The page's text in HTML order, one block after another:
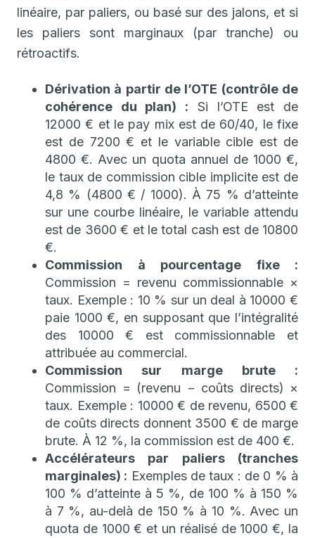
linéaire, par paliers, ou basé sur des jalons, et si
les paliers sont marginaux (par tranche) ou
rétroactifs.
Dérivation à partir de l’OTE (contrôle de
cohérence du plan) : Si l’OTE est de
12000 € et le pay mix est de 60/40, le fixe
est de 7200 € et le variable cible est de
4800 €. Avec un quota annuel de 1000 €,
le taux de commission cible implicite est de
4,8 % (4800 € / 1000). À 75 % d’atteinte
sur une courbe linéaire, le variable attendu
est de 3600 € et le total cash est de 10800
€.
Commission à pourcentage fixe :
Commission = revenu commissionnable ×
taux. Exemple : 10 % sur un deal à 10000 €
paie 1000 €, en supposant que l’intégralité
des 10000 € est commissionnable et
attribuée au commercial.
Commission sur marge brute :
Commission = (revenu − coûts directs) ×
taux. Exemple : 10000 € de revenu, 6500 €
de coûts directs donnent 3500 € de marge
brute. À 12 %, la commission est de 400 €.
Accélérateurs par paliers (tranches
marginales) : Exemples de taux : de 0 % à
100 % d’atteinte à 5 %, de 100 % à 150 %
à 7 %, au-delà de 150 % à 10 %. Avec un
quota de 1000 € et un réalisé de 1000 €, la